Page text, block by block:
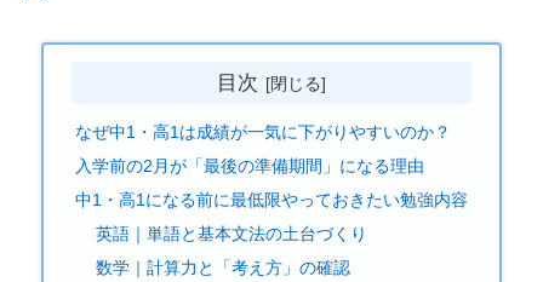
目次
なぜ中1・高1は成績が一気に下がりやすいのか？
入学前の2月が「最後の準備期間」になる理由
中1・高1になる前に最低限やっておきたい勉強内容
英語｜単語と基本文法の土台づくり
数学｜計算力と「考え方」の確認